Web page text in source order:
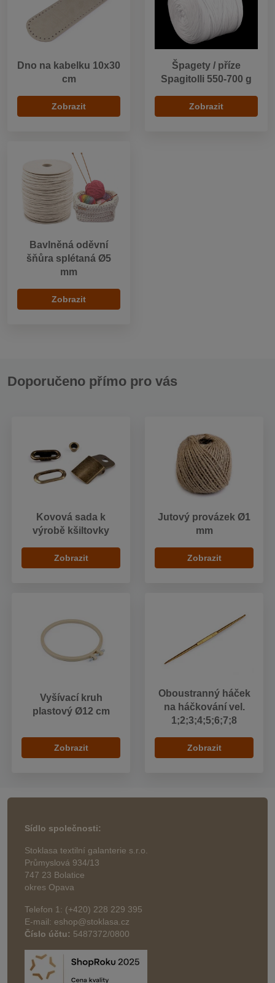
Dno na kabelku 10x30
cm
Zobrazit
Špagety / příze
Spagitolli 550-700 g
Zobrazit
Bavlněná oděvní
šňůra splétaná Ø5
mm
Zobrazit
Doporučeno přímo pro vás
Kovová sada k
výrobě kšiltovky
Zobrazit
Jutový provázek Ø1
mm
Zobrazit
Vyšívací kruh
plastový Ø12 cm
Zobrazit
Oboustranný háček
na háčkování vel.
1;2;3;4;5;6;7;8
Zobrazit
Sídlo společnosti:
Stoklasa textilní galanterie s.r.o.
Průmyslová 934/13
747 23 Bolatice
okres Opava
Telefon 1: (+420) 228 229 395
E-mail: eshop@stoklasa.cz
Číslo účtu: 5487372/0800